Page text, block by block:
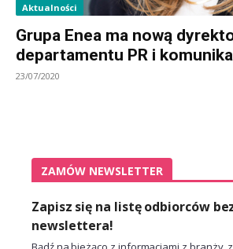
Aktualności
Grupa Enea ma nową
departamentu PR i
23/07/2020
ZAMÓW NEWSLETTER
Zapisz się na listę odbiorców
newslettera!